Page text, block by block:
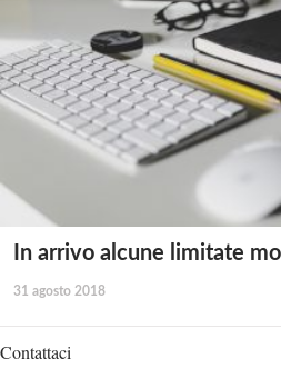
In arrivo alcune limitate
31 agosto 2018
Contattaci